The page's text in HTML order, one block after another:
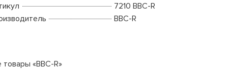
7210 BBC-R
BBC-R
товары «BBC-R»